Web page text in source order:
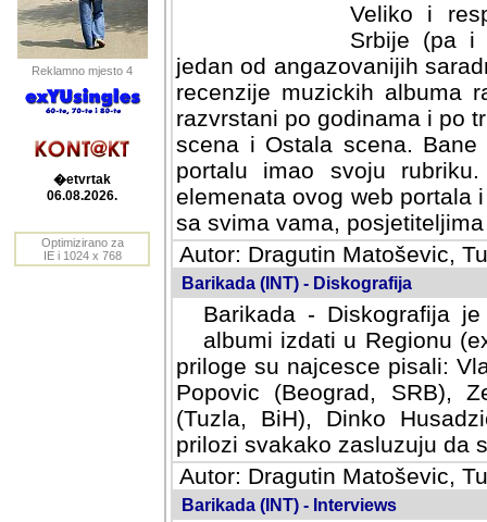
Reklamno mjesto 4
�etvrtak
06.08.2026.
Optimizirano za
IE i 1024 x 768
Veliko i
Srbije (pa i
jedan od angazovanijih
recenzije muzickih albuma
razvrstani po godinama i po
scena i Ostala scena.
portalu imao svoju
elemenata ovog web portala
sa svima vama,
Autor: Dragutin Matoševic,
Barikada (INT) - Diskografija
Barikada - Diskografija
albumi izdati u Regionu
priloge su najcesce pisali:
Popovic (Beograd, SRB),
(Tuzla, BiH), Dinko
prilozi svakako zasluzuju da
Autor: Dragutin Matoševic,
Barikada (INT) - Interviews